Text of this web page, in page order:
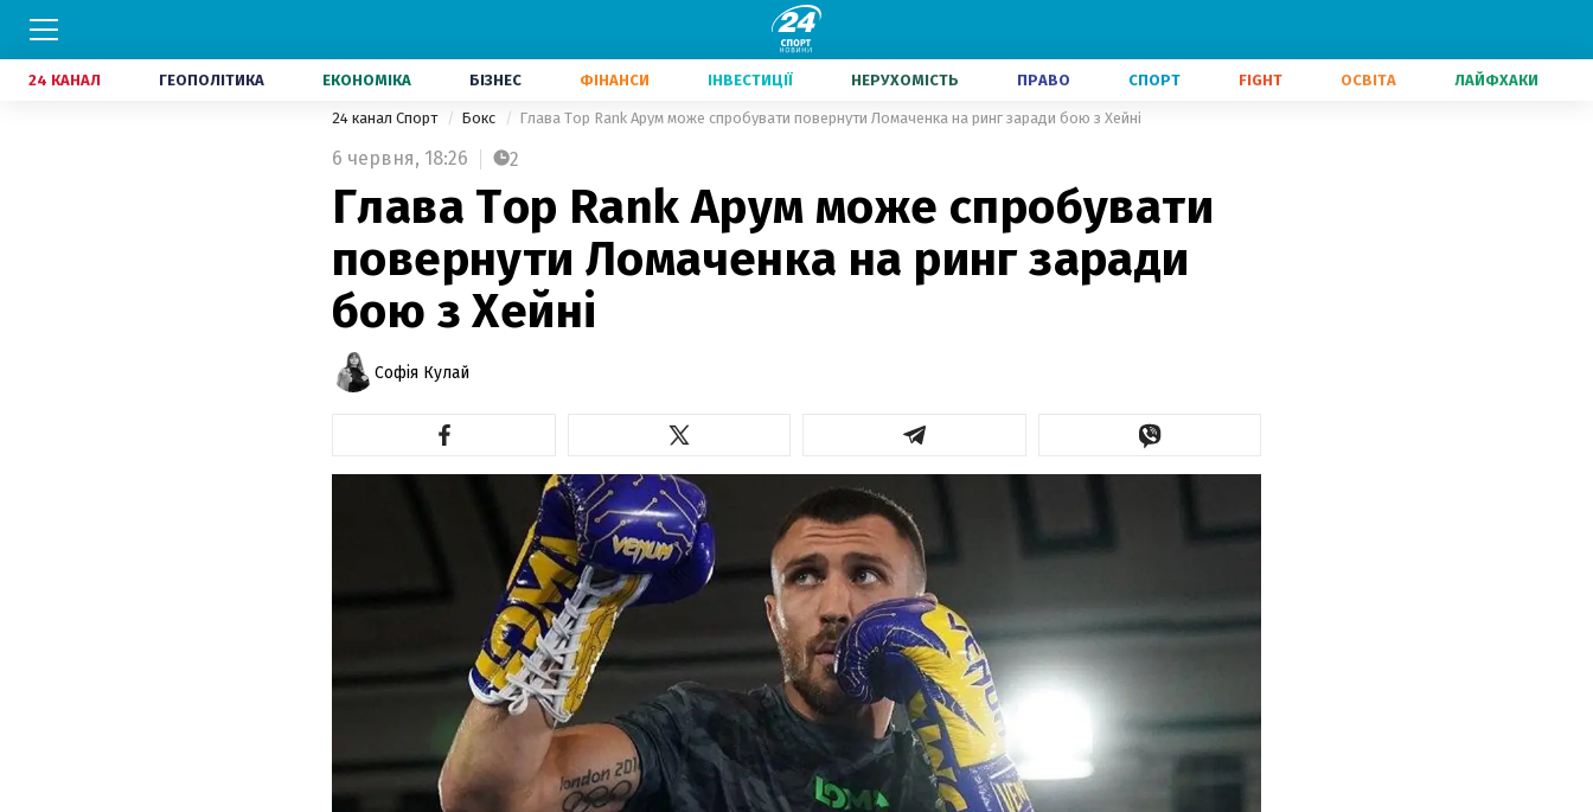
24 КАНАЛ ГЕОПОЛІТИКА ЕКОНОМІКА БІЗНЕС ФІНАНСИ ІНВЕСТИЦІЇ НЕРУХОМІСТЬ ПРАВО СПОРТ FIGHT ОСВІТА ЛАЙФХАКИ
24 канал Спорт Бокс Глава Top Rank Арум може спробувати повернути Ломаченка на ринг заради бою з Хейні
6 червня, 18:26 2
Глава Top Rank Арум може спробувати
повернути Ломаченка на ринг заради
бою з Хейні
Софія Кулай